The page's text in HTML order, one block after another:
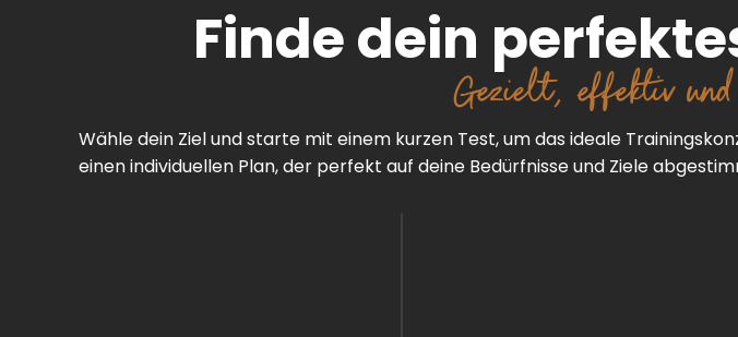
Finde dein
Gezielt, effektiv
Wähle dein Ziel und starte mit einem kurzen Test, um das ideale
einen individuellen Plan, der perfekt auf deine Bedürfnisse und Ziele